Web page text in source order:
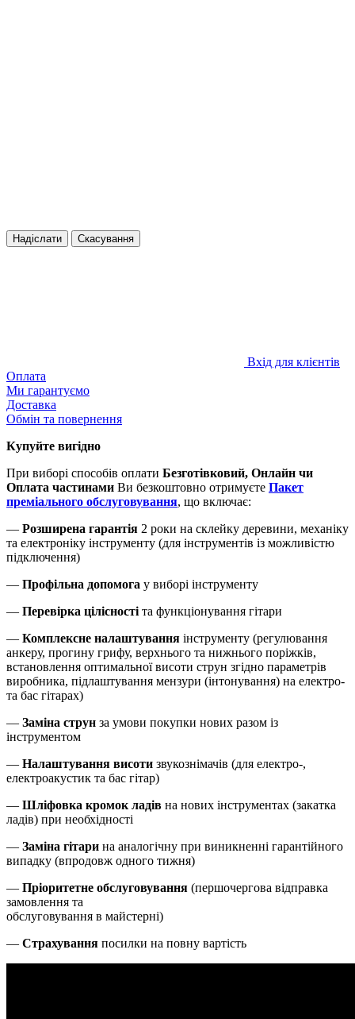
Надіслати Скасування
Вхід для клієнтів
Оплата
Ми гарантуємо
Доставка
Обмін та повернення
Купуйте вигідно
При виборі способів оплати Безготівковий, Онлайн чи
Оплата частинами Ви безкоштовно отримуєте Пакет
преміального обслуговування, що включає:
— Розширена гарантія 2 роки на склейку деревини, механіку
та електроніку інструменту (для інструментів із можливістю
підключення)
— Профільна допомога у виборі інструменту
— Перевірка цілісності та функціонування гітари
— Комплексне налаштування інструменту (регулювання
анкеру, прогину грифу, верхнього та нижнього поріжків,
встановлення оптимальної висоти струн згідно параметрів
виробника, підлаштування мензури (інтонування) на електро-
та бас гітарах)
— Заміна струн за умови покупки нових разом із
інструментом
— Налаштування висоти звукознімачів (для електро-,
електроакустик та бас гітар)
— Шліфовка кромок ладів на нових інструментах (закатка
ладів) при необхідності
— Заміна гітари на аналогічну при виникненні гарантійного
випадку (впродовж одного тижня)
— Пріоритетне обслуговування (першочергова відправка
замовлення та
обслуговування в майстерні)
— Страхування посилки на повну вартість